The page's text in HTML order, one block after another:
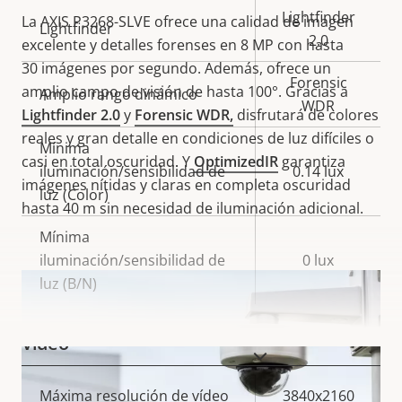
La AXIS P3268-SLVE ofrece una calidad de imagen
excelente y detalles forenses en 8 MP con hasta
30 imágenes por segundo. Además, ofrece un
amplio campo de visión de hasta 100°. Gracias a
Lightfinder 2.0y Forensic WDR, disfrutará de colores
reales y gran detalle en condiciones de luz difíciles o
casi en total oscuridad. Y OptimizedIR garantiza
imágenes nítidas y claras en completa oscuridad
hasta 40 m sin necesidad de iluminación adicional.
VISUALIZAR MÁS
Lightfinder
Lightfinder
2.0
Amplio rango dinámico
Forensic
WDR
Mínima
iluminación/sensibilidad de
luz (Color)
0.14 lux
Mínima
iluminación/sensibilidad de
luz (B/N)
0 lux
Vídeo
Descripción Valor de
Máxima resolución de vídeo 3840x2160